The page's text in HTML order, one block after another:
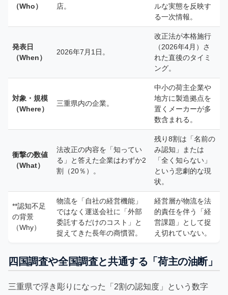
（Who）
店。
ルな実態を反映す
る一次情報。
発表日
（When）
2026年7月1日。
改正法が本格施行
（2026年4月）さ
れた直後のタイミ
ング。
対象・規模
（Where）
三重県内の企業。
中小の荷主企業や
地方に製造拠点を
置くメーカーが多
数含まれる。
衝撃の数値
（What）
法改正の内容を「知ってい
る」と答えた企業はわずか2
割（20％）。
残り8割は「名前の
み認知」または
「全く知らない」
という悲劇的な現
状。
**認知不足
の背景
（Why）
物流を「自社の経営機能」
ではなく運送会社に「外部
委託するだけのコスト」と
捉えてきた長年の商慣習。
経営層が物流を法
的責任を伴う「経
営課題」として捉
え切れていない。
四国調査や全国調査と共通する「荷主の油断」
三重県で浮き彫りになった「2割の認知度」という数字